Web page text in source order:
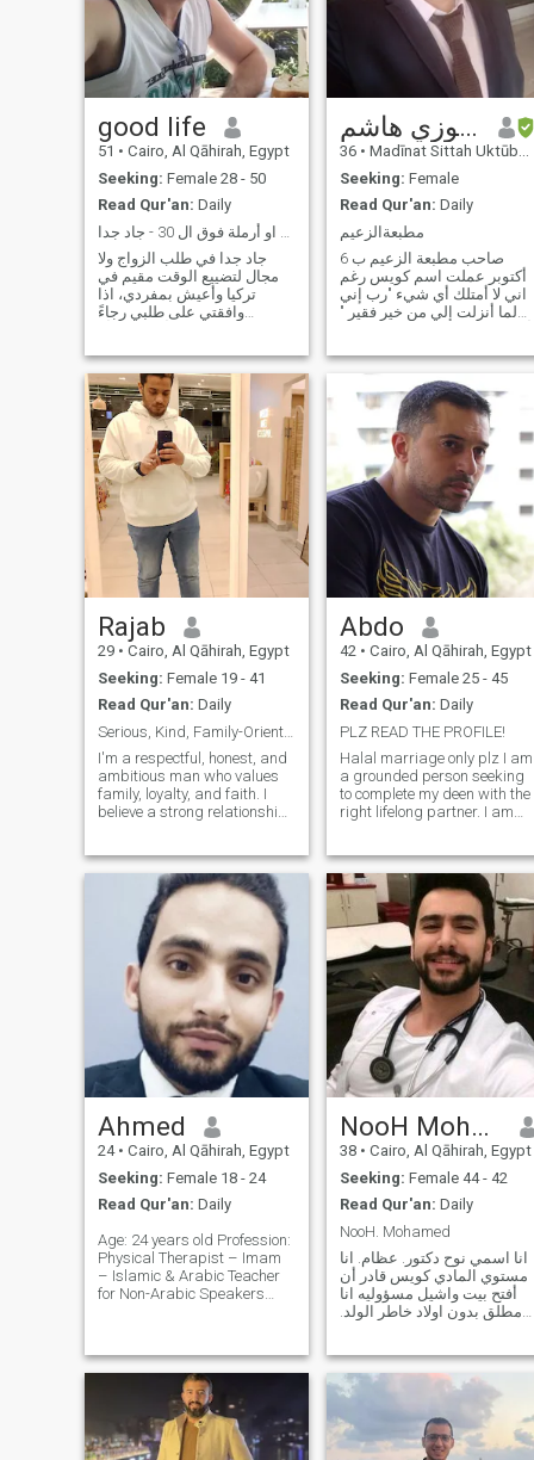
good life
51 • Cairo, Al Qāhirah, Egypt
Seeking: Female 28 - 50
Read Qur'an: Daily
جاد جدا في طلب الزواج ولا
مجال لتضييع الوقت مقيم في
تركيا وأعيش بمفردي، اذا
وافقتي على طلبي رجاءً
وسيم، رشيق، حنون،
رومانسي، اهتم بمظهري،
نظيف، احب الانطلاق وتمضية
في كل ما هو مفيد وممتع، أكره
محمدفوزي هاشم
36 • Madīnat Sittah Uktūbar, Al Jīzah, Egypt
Seeking: Female
Read Qur'an: Daily
مطبعةالزعيم
صاحب مطبعة الزعيم ب 6
أكتوبر عملت اسم كويس رغم
اني لا أمتلك أي شيء "رب إني
لما أنزلت إلي من خير فقير "
أمتلك مايؤهلني للتقدم للزواج لا
أملك غير الدعاء .محمد فوزي
هاشم وشهرتي الزعيم محمد
Rajab
29 • Cairo, Al Qāhirah, Egypt
Seeking: Female 19 - 41
Read Qur'an: Daily
Serious, Kind, Family-Oriented Man
I'm a respectful, honest, and
ambitious man who values
family, loyalty, and faith. I
believe a strong relationship
respect. I take care of my
health, my mindset, and my
future because I believe a
good man
Abdo
42 • Cairo, Al Qāhirah, Egypt
Seeking: Female 25 - 45
Read Qur'an: Daily
PLZ READ THE PROFILE!
Halal marriage only plz I am
a grounded person seeking
to complete my deen with the
right lifelong partner. I am
using this dunya in the best
way to attain the Akhirah. I
am often told that I look
younger than my age. I am
fun, sincere, and consistent
in my worship—
alhamdulillah. I pray
regularly and attend the
mosque for four daily
prayers, including Fajr (all
the five at mosque during
Ramadan). Alhamdulillah I
am financially stable and
will soon own a home that is
fully ready for living. I have
never smoked or consumed
alcohol, and I take care of my
health through regular
exercise. this is a real and
not a fake profile/pics, I work
in the CNC machinery field
"GraphicMan Innovations"
page is where you can find
me
Ahmed
24 • Cairo, Al Qāhirah, Egypt
Seeking: Female 18 - 24
Read Qur'an: Daily
Age: 24 years old Profession:
Physical Therapist – Imam
– Islamic & Arabic Teacher
for Non-Arabic Speakers
am a licensed physical
therapist and a Quranic
NooH Mohamed
38 • Cairo, Al Qāhirah, Egypt
Seeking: Female 44 - 42
Read Qur'an: Daily
NooH. Mohamed
انا اسمي نوح دكتور. عظام. انا
مستوي المادي كويس قادر أن
أفتح بيت واشيل مسؤوليه انا
مطلق بدون اولاد خاطر الولد.
اولاد انا متقبل دا حتي نربيهم
سواااا واتجوزها جواز شرعي